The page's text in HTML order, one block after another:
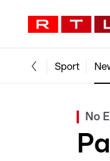
Sport
No